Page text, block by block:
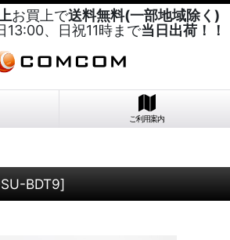
お買上で送料無料(一部地域除く)
13:00、日祝11時まで当日出荷！！
ご利用案内
BDT9]